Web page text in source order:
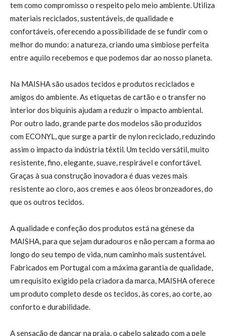
tem como compromisso o respeito pelo meio ambiente. Utiliza
materiais reciclados, sustentáveis, de qualidade e
confortáveis, oferecendo a possibilidade de se fundir com o
melhor do mundo: a natureza, criando uma simbiose perfeita
entre aquilo recebemos e que podemos dar ao nosso planeta.
Na MAISHA são usados tecidos e produtos reciclados e
amigos do ambiente. As etiquetas de cartão e o transfer no
interior dos biquínis ajudam a reduzir o impacto ambiental.
Por outro lado, grande parte dos modelos são produzidos
com ECONYL, que surge a partir de nylon reciclado, reduzindo
assim o impacto da indústria têxtil. Um tecido versátil, muito
resistente, fino, elegante, suave, respirável e confortável.
Graças à sua construção inovadora é duas vezes mais
resistente ao cloro, aos cremes e aos óleos bronzeadores, do
que os outros tecidos.
A qualidade e confeção dos produtos está na génese da
MAISHA, para que sejam duradouros e não percam a forma ao
longo do seu tempo de vida, num caminho mais sustentável.
Fabricados em Portugal com a máxima garantia de qualidade,
um requisito exigido pela criadora da marca, MAISHA oferece
um produto completo desde os tecidos, às cores, ao corte, ao
conforto e durabilidade.
A sensação de dançar na praia, o cabelo salgado com a pele